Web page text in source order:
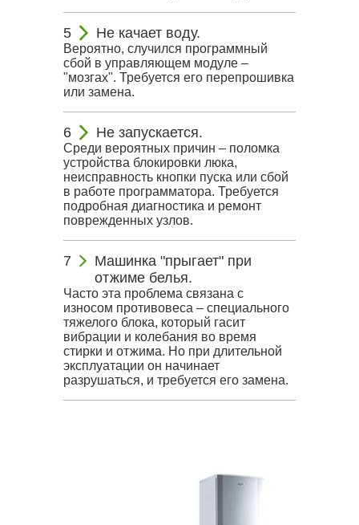
Не качает воду.
Вероятно, случился программный
сбой в управляющем модуле –
"мозгах". Требуется его перепрошивка
или замена.
Не запускается.
Среди вероятных причин – поломка
устройства блокировки люка,
неисправность кнопки пуска или сбой
в работе программатора. Требуется
подробная диагностика и ремонт
поврежденных узлов.
Машинка "прыгает" при
отжиме белья.
Часто эта проблема связана с
износом противовеса – специального
тяжелого блока, который гасит
вибрации и колебания во время
стирки и отжима. Но при длительной
эксплуатации он начинает
разрушаться, и требуется его замена.